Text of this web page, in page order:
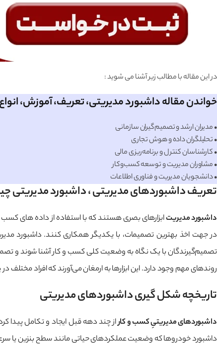
در این مقاله با مطالب زیر آشنا می شوید :
خواندن مقاله داشبورد مدیریتی، تعریف، آموزش،
• مدیران ارشد و تصمیم‌گیران سازمانی
• تحلیلگران داده و هوش تجاری
• کارشناسان کنترل و برنامه‌ریزی مالی
• مشاوران مدیریت و توسعه کسب‌وکار
• دانشجویان مدیریت و فناوری اطلاعات
تعریف داشبوردهای مدیریتی ، داشبورد مدیریتی
داشبورد مدیریتابزارهای بصری هستند که با استفاده از داده های
در جهت اخذ بهترین تصمیمات، با یکدیگر همکاری کنند. داشبورد
تصمیم‌گیرندگان با یک نگاه به وضعیت کلی کسب و کار آشنا شوند و
روندهای مهم وجود دارد. این ابزارها به ارمغان می‌آورند که افراد
تاریخچه شکل گیری داشبوردهای مدیریتی
داشبوردهای مدیریتیِ کسب و کار
داشبورد خودروها که وضعیت عملکردهای حیاتی مانند سطح بنزین یا